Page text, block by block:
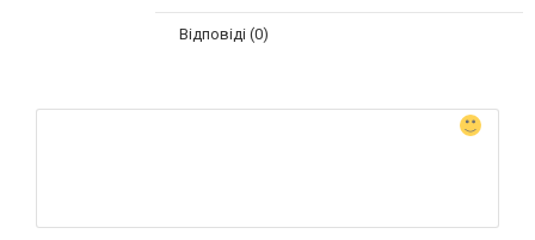
Відповіді (0)